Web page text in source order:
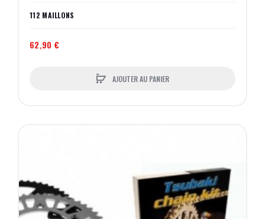
112 MAILLONS
62,90 €
AJOUTER AU PANIER